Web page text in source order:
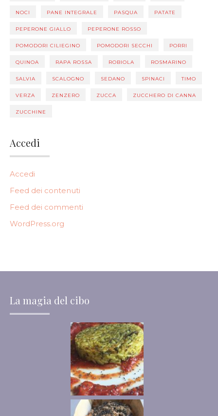
NOCI PANE INTEGRALE PASQUA PATATE
PEPERONE GIALLO PEPERONE ROSSO
POMODORI CILIEGINO POMODORI SECCHI PORRI
QUINOA RAPA ROSSA ROBIOLA ROSMARINO
SALVIA SCALOGNO SEDANO SPINACI TIMO
VERZA ZENZERO ZUCCA ZUCCHERO DI CANNA
ZUCCHINE
Accedi
Accedi
Feed dei contenuti
Feed dei commenti
WordPress.org
La magia del cibo